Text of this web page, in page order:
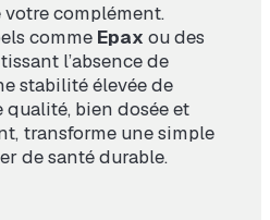
votre complément.
comme Epax ou des
l’absence de
stabilité élevée de
qualité, bien dosée et
transforme une simple
de santé durable.